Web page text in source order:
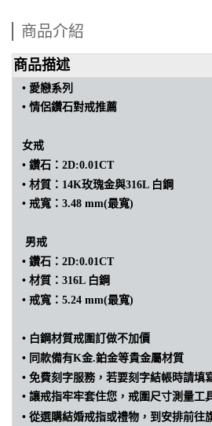
商品介紹
商品描述
• 愛戀系列
•情侶鑽石對戒推薦
女戒
•鑽石：2D:0.01CT
•材質：14K玫瑰金與316L 白鋼
•戒寬：3.48 mm(最寬)
男戒
•鑽石：2D:0.01CT
•材質：316L 白鋼
•戒寬：5.24 mm(最寬)
• 白鋼材質戒圍訂做不加價
• 同款備有K金.鉑金等貴金屬材質
• 免費刻字服務，若要刻字結帳時請填
•讓戒指牢牢套住您，戒圍尺寸測量工
•從選購結婚戒指或禮物，到安排前往